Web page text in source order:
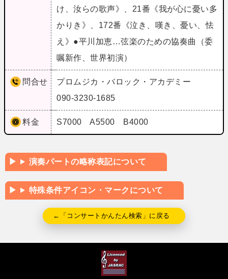
け、汝らの歌声》、21番《我が心に憂い多
かりき》、172番《泣き、嘆き、憂い、怯
え》●平川加恵…弦楽のための協奏曲（委
嘱新作、世界初演）
問合せ
プロムジカ・バロック・アカデミー
090-3230-1685
料金 S7000 A5500 B4000
演奏パートの略称表記について
特殊条件アイコン・マークについて
←「コンサートかんたん検索」に戻る